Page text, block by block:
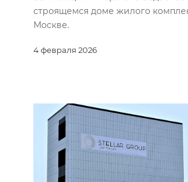
4 февраля 2026
строящемся доме жилого
Москве.